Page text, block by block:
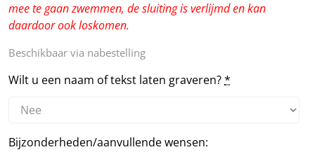
mee te gaan zwemmen, de sluiting is verlijmd en kan
daardoor ook loskomen.
Beschikbaar via nabestelling
Wilt u een naam of tekst laten graveren?*
Bijzonderheden/aanvullende wensen: